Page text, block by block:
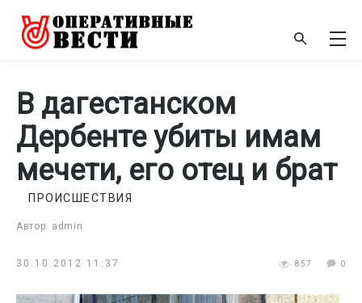
В дагестанском
Дербенте убиты имам
мечети, его отец и брат
Автор: admin
ПРОИСШЕСТВИЯ
30.10.2012 11:37 857 0